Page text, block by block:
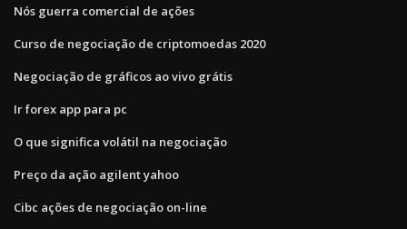
Nós guerra comercial de ações
Curso de negociação de criptomoedas 2020
Negociação de gráficos ao vivo grátis
Ir forex app para pc
O que significa volátil na negociação
Preço da ação agilent yahoo
Cibc ações de negociação on-line